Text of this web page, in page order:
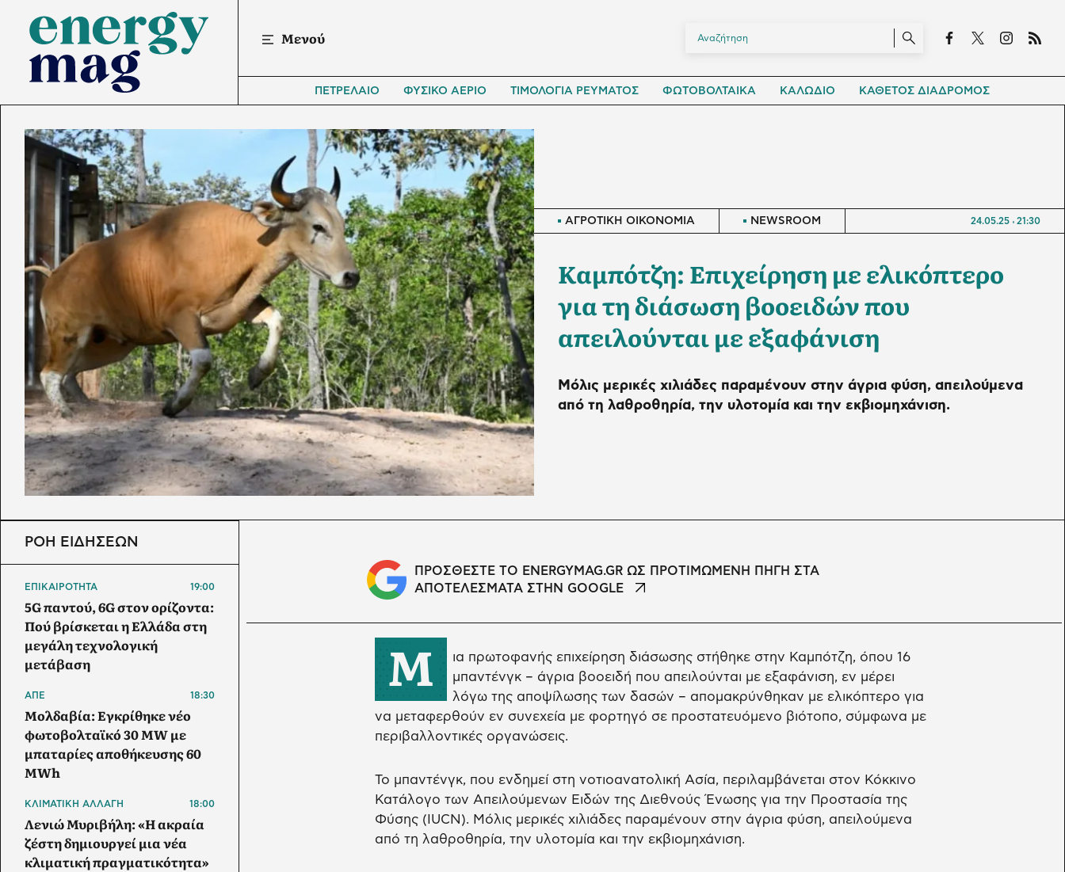
Μενού
ΠΕΤΡΕΛΑΙΟ ΦΥΣΙΚΟ ΑΕΡΙΟ ΤΙΜΟΛΟΓΙΑ ΡΕΥΜΑΤΟΣ ΦΩΤΟΒΟΛΤΑΙΚΑ ΚΑΛΩΔΙΟ ΚΑΘΕΤΟΣ ΔΙΑΔΡΟΜΟΣ
ΑΓΡΟΤΙΚΗ ΟΙΚΟΝΟΜΙΑ NEWSROOM 24.05.25 21:30
Καμπότζη: Επιχείρηση με ελικόπτερο
για τη διάσωση βοοειδών που
απειλούνται με εξαφάνιση
Μόλις μερικές χιλιάδες παραμένουν στην άγρια φύση, απειλούμενα
από τη λαθροθηρία, την υλοτομία και την εκβιομηχάνιση.
ΠΡΟΣΘΕΣΤΕ ΤΟ ENERGYMAG.GR ΩΣ ΠΡΟΤΙΜΩΜΕΝΗ ΠΗΓΗ ΣΤΑ
ΑΠΟΤΕΛΕΣΜΑΤΑ ΣΤΗΝ GOOGLE
Μ
ια πρωτοφανής επιχείρηση διάσωσης στήθηκε στην Καμπότζη, όπου 16
μπαντένγκ – άγρια βοοειδή που απειλούνται με εξαφάνιση, εν μέρει
λόγω της αποψίλωσης των δασών – απομακρύνθηκαν με ελικόπτερο για
να μεταφερθούν εν συνεχεία με φορτηγό σε προστατευόμενο βιότοπο, σύμφωνα με
περιβαλλοντικές οργανώσεις.
Το μπαντένγκ, που ενδημεί στη νοτιοανατολική Ασία, περιλαμβάνεται στον Κόκκινο
Κατάλογο των Απειλούμενων Ειδών της Διεθνούς Ένωσης για την Προστασία της
Φύσης (IUCN). Μόλις μερικές χιλιάδες παραμένουν στην άγρια φύση, απειλούμενα
από τη λαθροθηρία, την υλοτομία και την εκβιομηχάνιση.
ΡΟΗ ΕΙΔΗΣΕΩΝ
ΕΠΙΚΑΙΡΟΤΗΤΑ 19:00
5G παντού, 6G στον ορίζοντα:
Πού βρίσκεται η Ελλάδα στη
μεγάλη τεχνολογική
μετάβαση
ΑΠΕ 18:30
Μολδαβία: Εγκρίθηκε νέο
φωτοβολταϊκό 30 MW με
μπαταρίες αποθήκευσης 60
MWh
ΚΛΙΜΑΤΙΚΗ ΑΛΛΑΓΗ 18:00
Λενιώ Μυριβήλη: «Η ακραία
ζέστη δημιουργεί μια νέα
κλιματική πραγματικότητα»